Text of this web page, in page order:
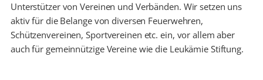
Unterstützer von Vereinen und Verbänden. Wir setzen uns
aktiv für die Belange von diversen Feuerwehren,
Schützenvereinen, Sportvereinen etc. ein, vor allem aber
auch für gemeinnützige Vereine wie die Leukämie Stiftung.